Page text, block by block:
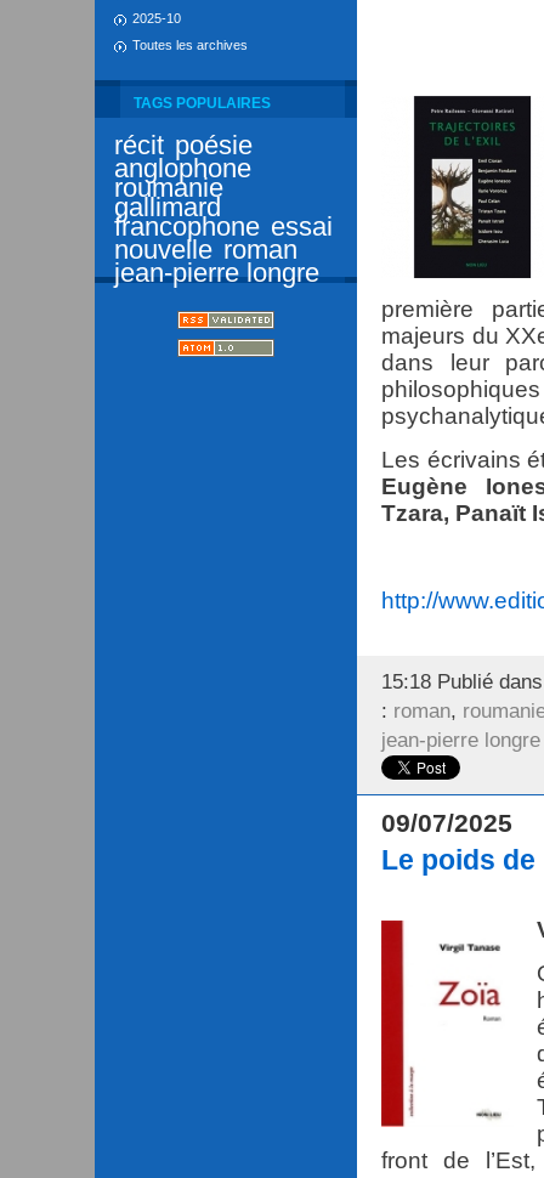
2025-10
Toutes les archives
TAGS POPULAIRES
récit poésie
anglophone
roumanie
gallimard
francophone essai
nouvelle roman
jean-pierre longre
première
majeurs du
dans leur
Les écrivains
Eugène
Tzara, Panaït
http://
15:18 Publié
: roman,
jean-pierre longre
09/07/2025
Le poids de
front de